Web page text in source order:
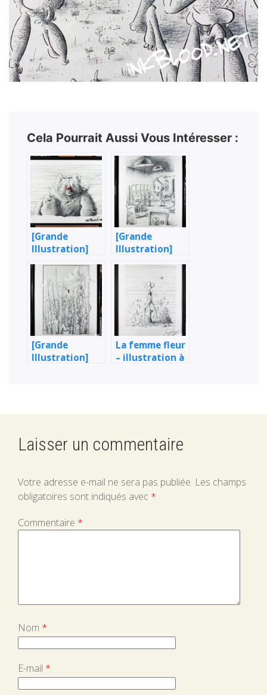
Cela Pourrait Aussi Vous Intéresser :
[Grande
Illustration]
L’Ours & le
poisson rouge
[Grande
Illustration]
Banquier
[Grande
Illustration]
La femme fleur
– illustration à
Laisser un commentaire
Votre adresse e-mail ne sera pas publiée. Les champs
obligatoires sont indiqués avec *
Commentaire *
Nom *
E-mail *